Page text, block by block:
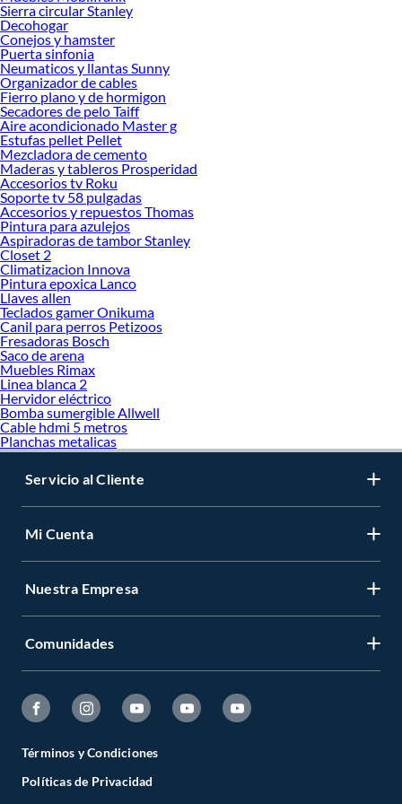
ofrecerte!
Encuentra una amplia variedad de productos de Audífonos en Sodimac.
Encuentra todo lo necesario para tus proyectos de renovación y decoración.
¡Visítanos y haz tus ideas realidad!
Sierra circular Stanley
Decohogar
Conejos y hamster
Puerta sinfonia
Neumaticos y llantas Sunny
Organizador de cables
Fierro plano y de hormigon
Secadores de pelo Taiff
Aire acondicionado Master g
Estufas pellet Pellet
Mezcladora de cemento
Maderas y tableros Prosperidad
Accesorios tv Roku
Soporte tv 58 pulgadas
Accesorios y repuestos Thomas
Pintura para azulejos
Aspiradoras de tambor Stanley
Closet 2
Climatizacion Innova
Pintura epoxica Lanco
Llaves allen
Teclados gamer Onikuma
Canil para perros Petizoos
Fresadoras Bosch
Saco de arena
Muebles Rimax
Linea blanca 2
Hervidor eléctrico
Bomba sumergible Allwell
Cable hdmi 5 metros
Planchas metalicas
Servicio al Cliente
Mi Cuenta
Nuestra Empresa
Comunidades
Términos y Condiciones
Políticas de Privacidad